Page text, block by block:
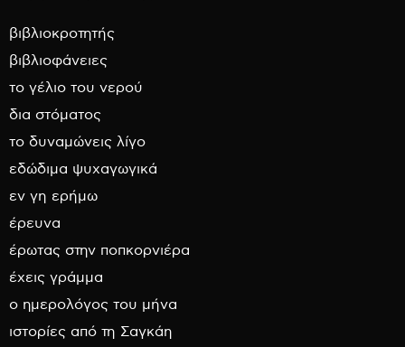
βιβλιοκροτητής
βιβλιοφάνειες
το γέλιο του νερού
δια στόματος
το δυναμώνεις λίγο
εδώδιμα ψυχαγωγικά
εν γη ερήμω
έρευνα
έρωτας στην ποπκορνιέρα
έχεις γράμμα
ο ημερολόγος του μήνα
ιστορίες από τη Σαγκάη